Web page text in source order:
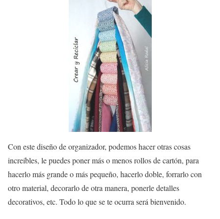
Con este diseño de organizador, podemos hacer otras cosas
increíbles, le puedes poner más o menos rollos de cartón, para
hacerlo más grande o más pequeño, hacerlo doble, forrarlo con
otro material, decorarlo de otra manera, ponerle detalles
decorativos, etc. Todo lo que se te ocurra será bienvenido.